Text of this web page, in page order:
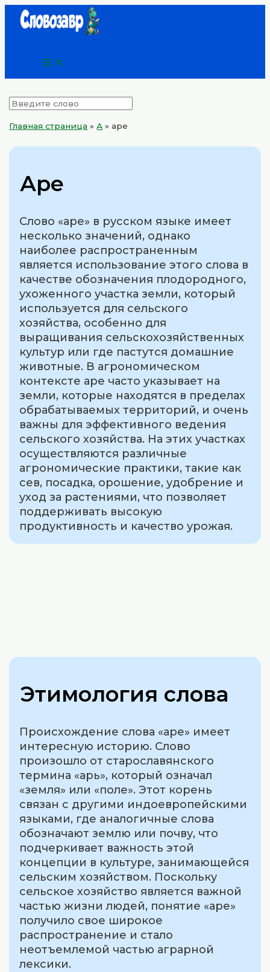
ПерейтиMain
Главная страница »А »аре
Аре
Слово «аре» в русском языке имеет
несколько значений, однако
наиболее распространенным
является использование этого слова в
качестве обозначения плодородного,
ухоженного участка земли, который
используется для сельского
хозяйства, особенно для
выращивания сельскохозяйственных
культур или где пастутся домашние
животные. В агрономическом
контексте аре часто указывает на
земли, которые находятся в пределах
обрабатываемых территорий, и очень
важны для эффективного ведения
сельского хозяйства. На этих участках
осуществляются различные
агрономические практики, такие как
сев, посадка, орошение, удобрение и
уход за растениями, что позволяет
поддерживать высокую
продуктивность и качество урожая.
Этимология слова
Происхождение слова «аре» имеет
интересную историю. Слово
произошло от старославянского
термина «арь», который означал
«земля» или «поле». Этот корень
связан с другими индоевропейскими
языками, где аналогичные слова
обозначают землю или почву, что
подчеркивает важность этой
концепции в культуре, занимающейся
сельским хозяйством. Поскольку
сельское хозяйство является важной
частью жизни людей, понятие «аре»
получило свое широкое
распространение и стало
неотъемлемой частью аграрной
лексики.